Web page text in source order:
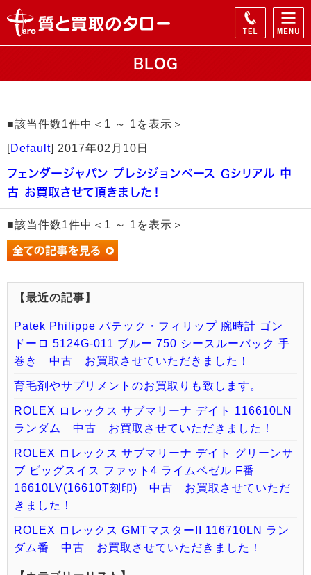
BLOG
■該当件数1件中＜1 ～ 1を表示＞
[Default] 2017年02月10日
フェンダージャパン プレシジョンベース Gシリアル 中
古 お買取させて頂きました！
■該当件数1件中＜1 ～ 1を表示＞
【最近の記事】
Patek Philippe パテック・フィリップ 腕時計 ゴン
ドーロ 5124G-011 ブルー 750 シースルーバック 手
巻き 中古 お買取させていただきました！
育毛剤やサプリメントのお買取りも致します。
ROLEX ロレックス サブマリーナ デイト 116610LN
ランダム 中古 お買取させていただきました！
ROLEX ロレックス サブマリーナ デイト グリーンサ
ブ ビッグスイス ファット4 ライムベゼル F番
16610LV(16610T刻印) 中古 お買取させていただ
きました！
ROLEX ロレックス GMTマスターII 116710LN ラン
ダム番 中古 お買取させていただきました！